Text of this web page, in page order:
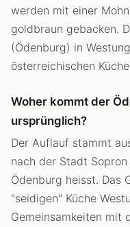
werden mit einer
goldbraun gebacken.
(Ödenburg) in
österreichischen
Woher kommt der
ursprünglich?
Der Auflauf stammt
nach der Stadt
Ödenburg heisst. Das
"seidigen" Küche
Gemeinsamkeiten mit